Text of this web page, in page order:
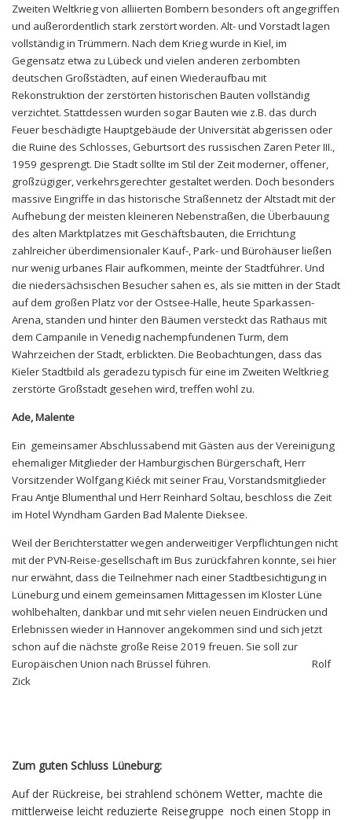
Zweiten Weltkrieg von alliierten Bombern besonders oft angegriffen
und außerordentlich stark zerstört worden. Alt- und Vorstadt lagen
vollständig in Trümmern. Nach dem Krieg wurde in Kiel, im
Gegensatz etwa zu Lübeck und vielen anderen zerbombten
deutschen Großstädten, auf einen Wiederaufbau mit
Rekonstruktion der zerstörten historischen Bauten vollständig
verzichtet. Stattdessen wurden sogar Bauten wie z.B. das durch
Feuer beschädigte Hauptgebäude der Universität abgerissen oder
die Ruine des Schlosses, Geburtsort des russischen Zaren Peter III.,
1959 gesprengt. Die Stadt sollte im Stil der Zeit moderner, offener,
großzügiger, verkehrsgerechter gestaltet werden. Doch besonders
massive Eingriffe in das historische Straßennetz der Altstadt mit der
Aufhebung der meisten kleineren Nebenstraßen, die Überbauung
des alten Marktplatzes mit Geschäftsbauten, die Errichtung
zahlreicher überdimensionaler Kauf-, Park- und Bürohäuser ließen
nur wenig urbanes Flair aufkommen, meinte der Stadtführer. Und
die niedersächsischen Besucher sahen es, als sie mitten in der Stadt
auf dem großen Platz vor der Ostsee-Halle, heute Sparkassen-
Arena, standen und hinter den Bäumen versteckt das Rathaus mit
dem Campanile in Venedig nachempfundenen Turm, dem
Wahrzeichen der Stadt, erblickten. Die Beobachtungen, dass das
Kieler Stadtbild als geradezu typisch für eine im Zweiten Weltkrieg
zerstörte Großstadt gesehen wird, treffen wohl zu.
Ade, Malente
Ein gemeinsamer Abschlussabend mit Gästen aus der Vereinigung
ehemaliger Mitglieder der Hamburgischen Bürgerschaft, Herr
Vorsitzender Wolfgang Kiéck mit seiner Frau, Vorstandsmitglieder
Frau Antje Blumenthal und Herr Reinhard Soltau, beschloss die Zeit
im Hotel Wyndham Garden Bad Malente Dieksee.
Weil der Berichterstatter wegen anderweitiger Verpflichtungen nicht
mit der PVN-Reise-gesellschaft im Bus zurückfahren konnte, sei hier
nur erwähnt, dass die Teilnehmer nach einer Stadtbesichtigung in
Lüneburg und einem gemeinsamen Mittagessen im Kloster Lüne
wohlbehalten, dankbar und mit sehr vielen neuen Eindrücken und
Erlebnissen wieder in Hannover angekommen sind und sich jetzt
schon auf die nächste große Reise 2019 freuen. Sie soll zur
Europäischen Union nach Brüssel führen. Rolf
Zick
Zum guten Schluss Lüneburg:
Auf der Rückreise, bei strahlend schönem Wetter, machte die
mittlerweise leicht reduzierte Reisegruppe noch einen Stopp in